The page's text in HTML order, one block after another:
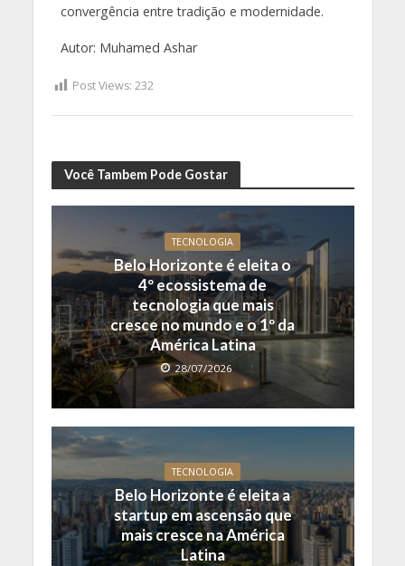
convergência entre tradição e modernidade.
Autor: Muhamed Ashar
Post Views: 232
Você Tambem Pode Gostar
TECNOLOGIA
Belo Horizonte é eleita o
4º ecossistema de
tecnologia que mais
cresce no mundo e o 1º da
América Latina
28/07/2026
TECNOLOGIA
Belo Horizonte é eleita a
startup em ascensão que
mais cresce na América
Latina